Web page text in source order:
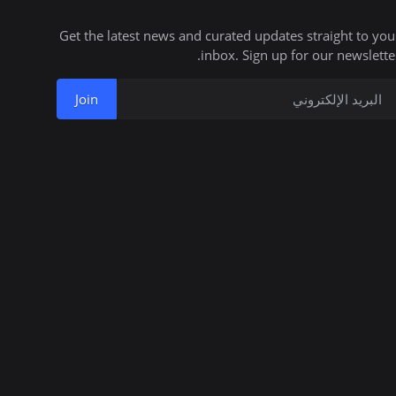
Get the latest news and curated updates straight to
inbox. Sign up for our
Join